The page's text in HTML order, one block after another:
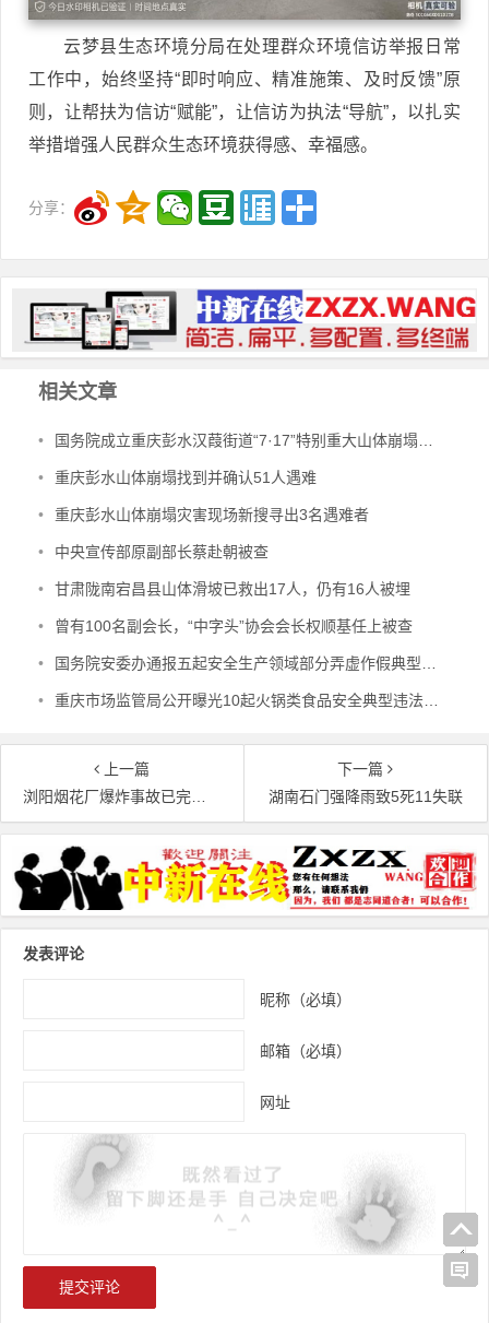
云梦县生态环境分局在处理群众环境信访举报日常
工作中，始终坚持“即时响应、精准施策、及时反馈”原
则，让帮扶为信访“赋能”，让信访为执法“导航”，以扎实
举措增强人民群众生态环境获得感、幸福感。
分享：
相关文章
• 国务院成立重庆彭水汉葭街道“7·17”特别重大山体崩塌灾害调查评估组
• 重庆彭水山体崩塌找到并确认51人遇难
• 重庆彭水山体崩塌灾害现场新搜寻出3名遇难者
• 中央宣传部原副部长蔡赴朝被查
• 甘肃陇南宕昌县山体滑坡已救出17人，仍有16人被埋
• 曾有100名副会长，“中字头”协会会长权顺基任上被查
• 国务院安委办通报五起安全生产领域部分弄虚作假典型案例
• 重庆市场监管局公开曝光10起火锅类食品安全典型违法案件
上一篇
浏阳烟花厂爆炸事故已完成5轮搜救
下一篇
湖南石门强降雨致5死11失联
发表评论
昵称（必填）
邮箱（必填）
网址